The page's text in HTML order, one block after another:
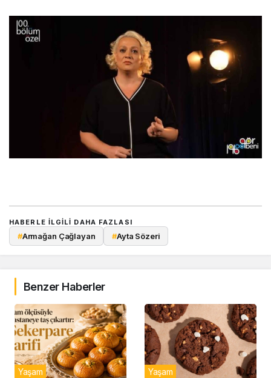
HABERLE ILGILI DAHA FAZLASI
#Armağan Çağlayan #Ayta Sözeri
Benzer Haberler
Yaşam Yaşam